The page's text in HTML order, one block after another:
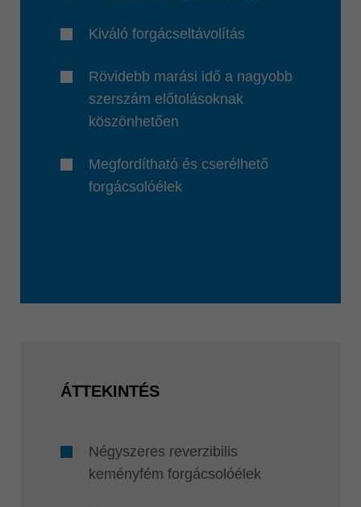
Kiváló forgácseltávolítás
Rövidebb marási idő a nagyobb
szerszám előtolásoknak
köszönhetően
Megfordítható és cserélhető
forgácsolóélek
ÁTTEKINTÉS
Négyszeres reverzibilis
keményfém forgácsolóélek